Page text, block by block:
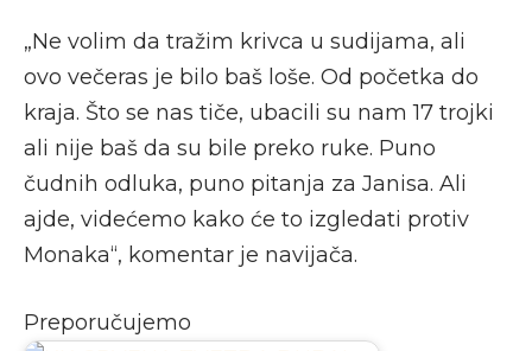
„Ne volim da tražim krivca u sudijama, ali
ovo večeras je bilo baš loše. Od početka do
kraja. Što se nas tiče, ubacili su nam 17 trojki
ali nije baš da su bile preko ruke. Puno
čudnih odluka, puno pitanja za Janisa. Ali
ajde, videćemo kako će to izgledati protiv
Monaka“, komentar je navijača.
Preporučujemo